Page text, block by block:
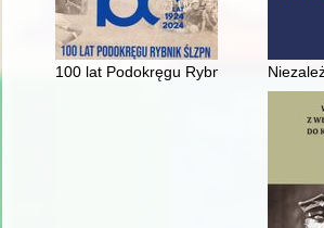
100 lat Podokręgu Rybnik ŚlZPN